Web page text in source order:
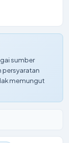
sumber
persyaratan
memungut